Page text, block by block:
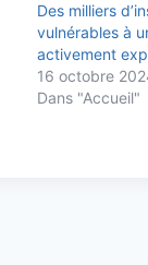
Des milliers
vulnérables à
activement
16 octobre
Dans "Accueil"